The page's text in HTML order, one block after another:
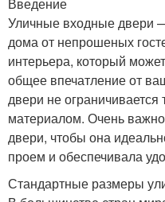
Уличные входные двери
дома от непрошеных
интерьера, который
общее впечатление от
двери не ограничивается
материалом. Очень
двери, чтобы она
проем и обеспечивала
Стандартные размеры